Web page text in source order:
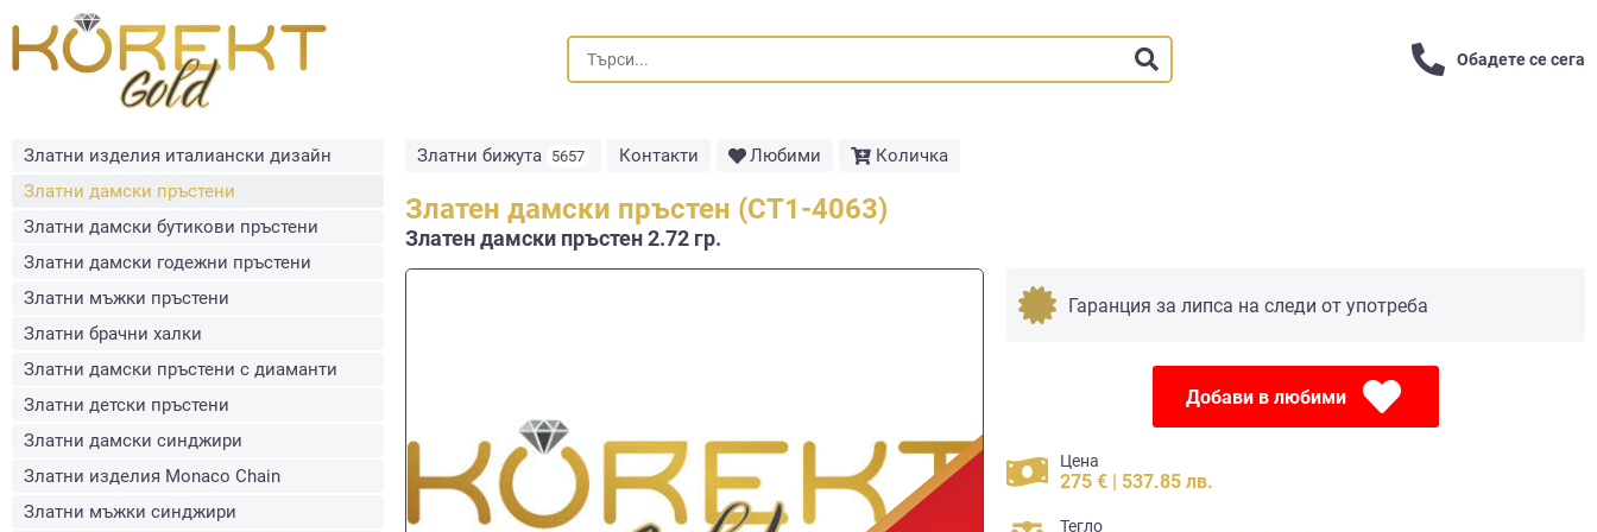
Обадете се сега
Златни изделия италиански дизайн
Златни дамски пръстени
Златни дамски бутикови пръстени
Златни дамски годежни пръстени
Златни мъжки пръстени
Златни брачни халки
Златни дамски пръстени с диаманти
Златни детски пръстени
Златни дамски синджири
Златни изделия Monaco Chain
Златни мъжки синджири
Златни бижута 5657 Контакти Любими Количка
Златен дамски пръстен (СТ1-4063)
Златен дамски пръстен 2.72 гр.
Гаранция за липса на следи от употреба
Добави в любими
Цена
275 € | 537.85 лв.
Тегло